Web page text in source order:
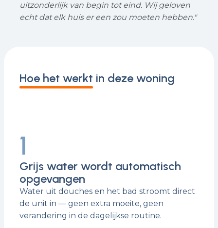
uitzonderlijk van begin tot eind. Wij geloven
echt dat elk huis er een zou moeten hebben."
Hoe het werkt in deze woning
1
Grijs water wordt automatisch
opgevangen
Water uit douches en het bad stroomt direct
de unit in — geen extra moeite, geen
verandering in de dagelijkse routine.